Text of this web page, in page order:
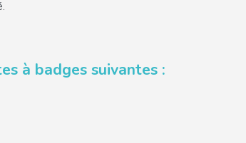
à badges suivantes :